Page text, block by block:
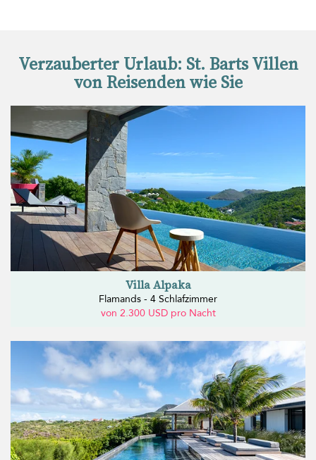
Verzauberter Urlaub: St. Barts Villen
von Reisenden wie Sie
Villa Alpaka
Flamands - 4 Schlafzimmer
von 2.300 USD pro Nacht